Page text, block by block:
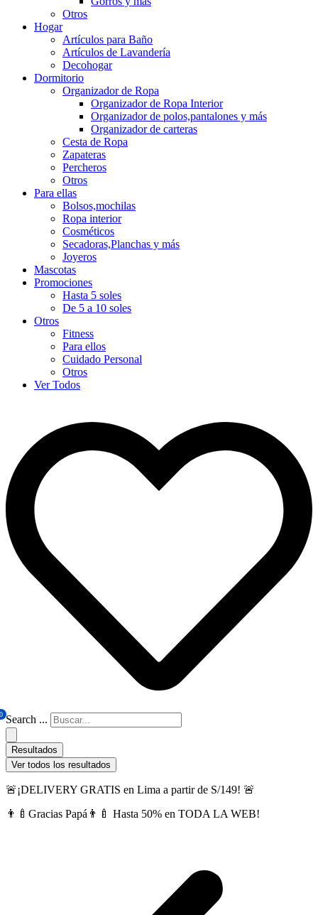
Otros
Hogar
Artículos para Baño
Artículos de Lavandería
Decohogar
Dormitorio
Organizador de Ropa
Organizador de Ropa Interior
Organizador de polos,pantalones y más
Organizador de carteras
Cesta de Ropa
Zapateras
Percheros
Otros
Para ellas
Bolsos,mochilas
Ropa interior
Cosméticos
Secadoras,Planchas y más
Joyeros
Mascotas
Promociones
Hasta 5 soles
De 5 a 10 soles
Otros
Fitness
Para ellos
Cuidado Personal
Otros
Ver Todos
0 Search ...
Resultados
Ver todos los resultados
🚨¡DELIVERY GRATIS en Lima a partir de S/149! 🚨
👨‍🍼Gracias Papá👨‍🍼 Hasta 50% en TODA LA WEB!